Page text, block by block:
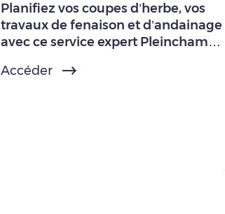
Planifiez vos coupes d’herbe, vos
travaux de fenaison et d’andainage
avec ce service expert Pleinchamp
Accéder